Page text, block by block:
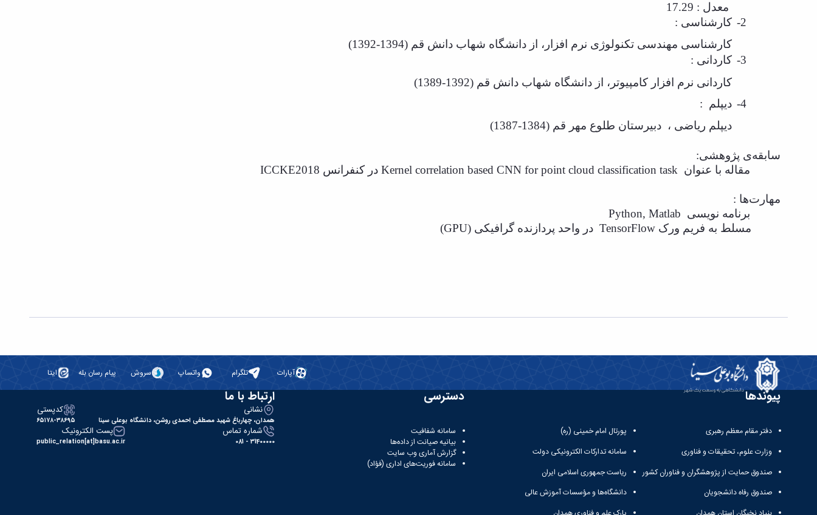
معدل : 17.29
2-
کارشناسی :
کارشناسی مهندسی تکنولوژی نرم افزار، از دانشگاه شهاب دانش قم (1394-1392)
3-
کاردانی :
کاردانی نرم افزار کامپیوتر، از دانشگاه شهاب دانش قم (1392-1389)
4-
دیپلم :
دیپلم ریاضی ، دبیرستان طلوع مهر قم (1384-1387)
سابقه‌ی پژوهشی:
مقاله با عنوان Kernel correlation based CNN for point cloud classification task در کنفرانس ICCKE2018
مهارت‌ها :
برنامه نویسی Python, Matlab
مسلط به فریم ورک TensorFlow در واحد پردازنده گرافیکی (GPU)
آپارات تلگرام واتساپ سروش پیام رسان بله ایتا
پیوندها
دفتر مقام معظم رهبری
وزارت علوم، تحقیقات و فناوری
صندوق حمایت از پژوهشگران و فناوران کشور
صندوق رفاه دانشجویان
پورتال امام خمینی (ره)
سامانه تدارکات الکترونیکی دولت
ریاست جمهوری اسلامی ایران
دانشگاه‌ها و مؤسسات آموزش عالی
دسترسی
سامانه شفافیت
بیانیه صیانت از داده‌ها
گزارش آماری وب‌ سایت
سامانه فوریت‌های اداری (فؤاد)
ارتباط با ما
نشانی
همدان، چهارباغ شهید مصطفی احمدی روشن، دانشگاه بوعلی سینا
کدپستی
۶۵۱۷۸-۳۸۶۹۵
شماره تماس
31400000 - 081
پست الکترونیک
public_relation[at]basu.ac.ir